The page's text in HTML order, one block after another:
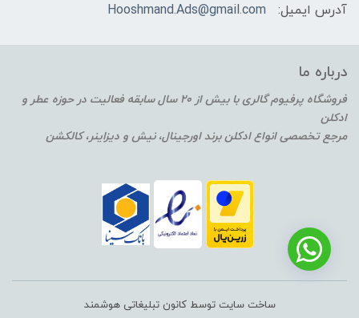
آدرس ایمیل:
Hooshmand.Ads@gmail.com
درباره ما
فروشگاه پرفیوم گالری با بیش از 20 سال سابقه فعالیت در حوزه عطر و
ادکلن
مرجع تخصصی انواع ادکلن برند اورجینال، نیش و دیزاینر، کالکشن
ساخت سایت توسط کانون تبلیغاتی هوشمند